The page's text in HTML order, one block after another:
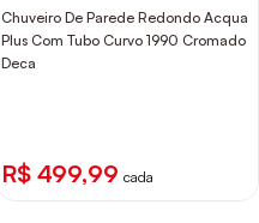
Chuveiro De Parede Redondo Acqua
Plus Com Tubo Curvo 1990 Cromado
Deca
R$ 499,99 cada